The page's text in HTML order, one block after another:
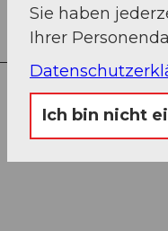
Sie haben
Ihrer
Ich bin nicht